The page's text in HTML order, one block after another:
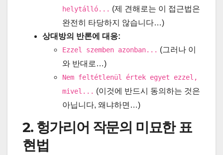
helytálló... (제 견해로는 이 접근법은
완전히 타당하지 않습니다…)
상대방의 반론에 대응:
Ezzel szemben azonban... (그러나 이
와 반대로…)
Nem feltétlenül értek egyet ezzel,
mivel... (이것에 반드시 동의하는 것은
아닙니다, 왜냐하면…)
2. 헝가리어 작문의 미묘한 표
현법